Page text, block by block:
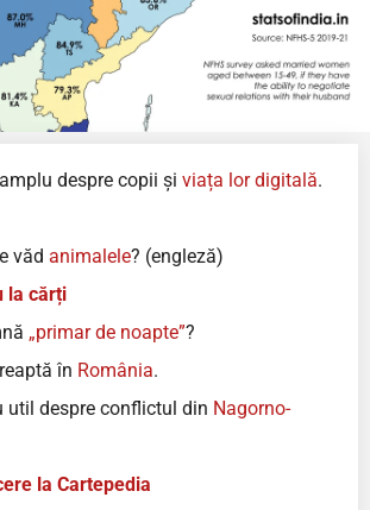
despre copii și viața lor digitală.
văd animalele? (engleză)
la cărți
„primar de noapte”?
în România.
util despre conflictul din Nagorno-
la Cartepedia